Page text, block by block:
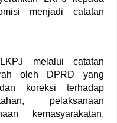
menjadi catatan
melalui catatan
oleh DPRD yang
koreksi terhadap
pelaksanaan
kemasyarakatan,